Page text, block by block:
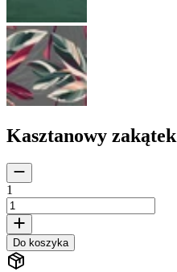
Kasztanowy zakątek
1
Do koszyka